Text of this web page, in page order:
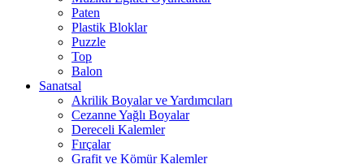
Paten
Plastik Bloklar
Puzzle
Top
Balon
Sanatsal
Akrilik Boyalar ve Yardımcıları
Cezanne Yağlı Boyalar
Dereceli Kalemler
Fırçalar
Grafit ve Kömür Kalemler